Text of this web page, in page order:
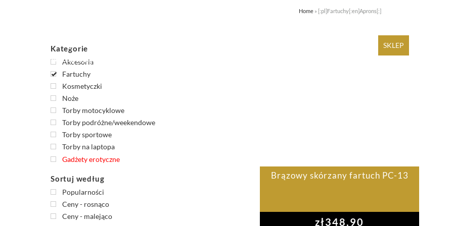
SKLEP
Home» [:pl]Fartuchy[:en]Aprons[:]
Brązowy skórzany fartuch PC-13
zł348,90
Kategorie
Akcesoria
Fartuchy
Kosmetyczki
Noże
Torby motocyklowe
Torby podróżne/weekendowe
Torby sportowe
Torby na laptopa
Sortuj według
Popularności
Ceny - rosnąco
Ceny - malejąco
Gadżety erotyczne